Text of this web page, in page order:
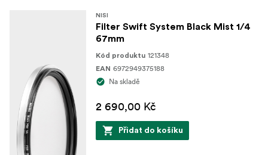
NISI
Filter Swift System Black Mist 1/4
67mm
Kód produktu 121348
EAN 6972949375188
Na skladě
2 690,00 Kč
Přidat do košíku